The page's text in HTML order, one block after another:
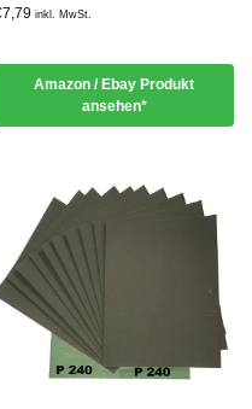
7,79 inkl. MwSt.
Amazon / Ebay Produkt
ansehen*